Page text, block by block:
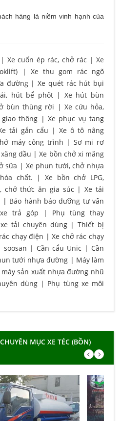
hàng là niềm vinh hạnh của
| Xe cuốn ép rác, chở rác | Xe
| Xe thu gom rác ngõ
đường| Xe quét rác hút bụi
hút bể phốt| Xe hút bùn
bùn thùng rời | Xe cứu hỏa,
thông |Xe phục vụ tang
tải gắn cẩu | Xe ô tô nâng
máy công trình | Sơ mi rơ
dầu |Xe bồn chở xi măng
sữa | Xe phun tưới, chở nhựa
chất. |Xe bồn chở LPG,
chở thức ăn gia súc |Xe tải
| Bảo hành bảo dưỡng tư vấn
trả góp | Phụ tùng thay
tải chuyên dùng|Thiết bị
chạy điện |Xe chở rác chạy
soosan | Cần cẩu Unic | Cần
tưới nhựa đường | Máy làm
máy sản xuất nhựa đường nhũ
dùng | Phụ tùng xe môi
MỤC XE TÉC (BỒN)